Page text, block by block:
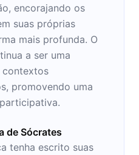
encorajando os
suas próprias
mais profunda. O
a ser uma
contextos
promovendo uma
de Sócrates
tenha escrito suas